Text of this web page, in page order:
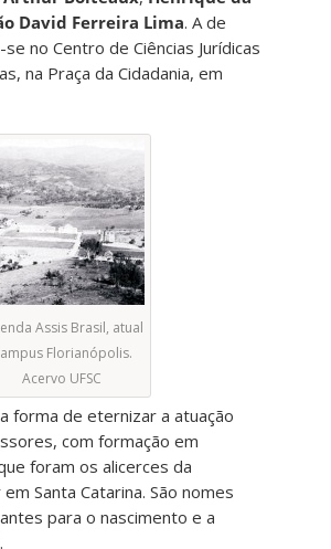
David Ferreira Lima. A de
no Centro de Ciências Jurídicas
na Praça da Cidadania, em
Assis Brasil, atual
Florianópolis.
Acervo UFSC
forma de eternizar a atuação
com formação em
foram os alicerces da
Santa Catarina. São nomes
para o nascimento e a